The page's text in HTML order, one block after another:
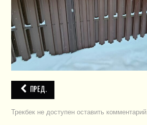
СЛУЖБЫ
НАПИСАТЬ!
ПРЕД.
Трекбек не доступеноставить комментарий